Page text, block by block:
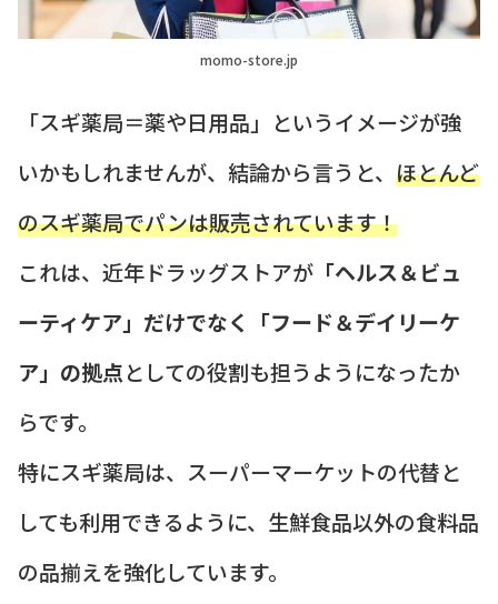
momo-store.jp
「スギ薬局＝薬や日用品」というイメージが強
いかもしれませんが、結論から言うと、 ほとんど
のスギ薬局でパンは販売されています！
これは、近年ドラッグストアが 「ヘルス＆ビュ
ーティケア」だけでなく「フード＆デイリーケ
ア」の拠点としての役割も担うようになったか
らです。
特にスギ薬局は、スーパーマーケットの代替と
しても利用できるように、生鮮食品以外の食料品
の品揃えを強化しています。